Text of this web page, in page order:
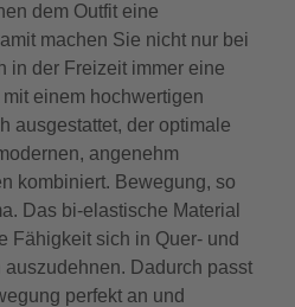
dem Outfit eine
machen Sie nicht nur bei
in der Freizeit immer eine
einem hochwertigen
ausgestattet, der optimale
angenehm
kombiniert. Bewegung, so
Das bi-elastische Material
Fähigkeit sich in Quer- und
auszudehnen. Dadurch passt
perfekt an und